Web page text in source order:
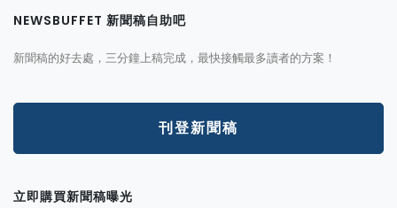
NEWSBUFFET 新聞稿自助吧
新聞稿的好去處，三分鐘上稿完成，最快接觸最多讀者的方案！
刊登新聞稿
立即購買新聞稿曝光